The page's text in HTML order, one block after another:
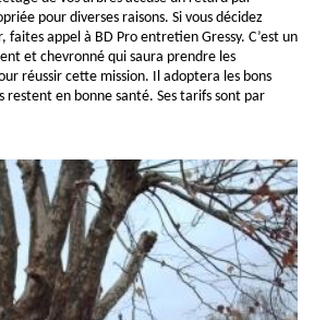
pour diverses raisons. Si vous décidez
appel à BD Pro entretien Gressy. C’est un
et chevronné qui saura prendre les
réussir cette mission. Il adoptera les bons
restent en bonne santé. Ses tarifs sont par